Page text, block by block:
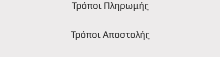
Τρόποι Πληρωμής
Τρόποι Αποστολής